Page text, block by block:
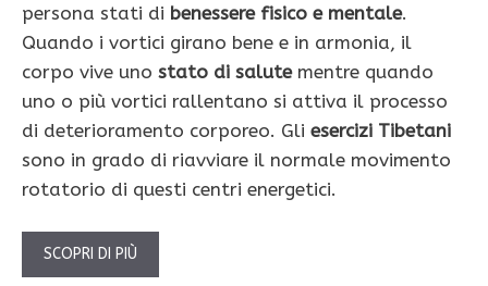
persona stati di benessere fisico e mentale.
Quando i vortici girano bene e in armonia, il
corpo vive uno stato di salutementre quando
uno o più vortici rallentano si attiva il processo
di deterioramento corporeo. Gli esercizi Tibetani
sono in grado di riavviare il normale movimento
rotatorio di questi centri energetici.
SCOPRI DI PIÙ